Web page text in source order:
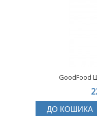
GoodFood
ДО КОШИКА